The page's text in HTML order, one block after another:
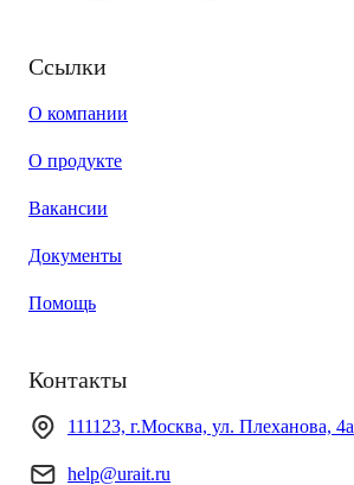
Ссылки
О компании
О продукте
Вакансии
Документы
Помощь
Контакты
111123, г.Москва, ул. Плеханова, 4а
help@urait.ru